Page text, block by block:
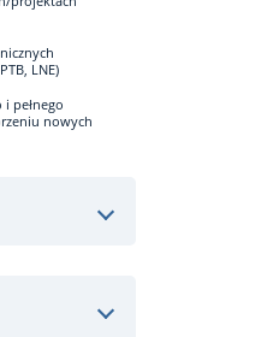
LNE)
pełnego
nowych